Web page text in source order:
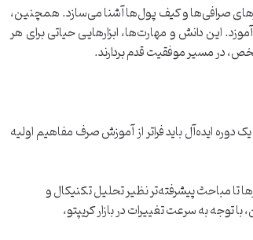
صرافی‌ها و کیف پول‌ها آشنا می‌سازد. همچنین،
این دانش و مهارت‌ها، ابزارهایی حیاتی برای هر
در مسیر موفقیت قدم بردارند.
ایده‌آل باید فراتر از آموزش صرف مفاهیم اولیه
تا مباحث پیشرفته‌تر نظیر تحلیل تکنیکال و
توجه به سرعت تغییرات در بازار کریپتو،